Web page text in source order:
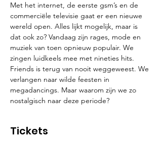
Met het internet, de eerste gsm’s en de
commerciële televisie gaat er een nieuwe
wereld open. Alles lijkt mogelijk, maar is
dat ook zo? Vandaag zijn rages, mode en
muziek van toen opnieuw populair. We
zingen luidkeels mee met nineties hits.
Friends is terug van nooit weggeweest. We
verlangen naar wilde feesten in
megadancings. Maar waarom zijn we zo
nostalgisch naar deze periode?
Tickets